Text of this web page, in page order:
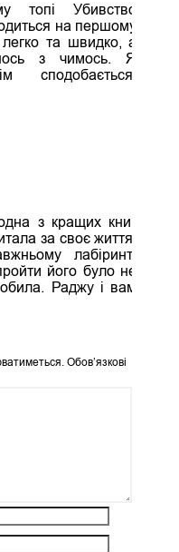
топі Убивство
на першому
та швидко, а
з чимось. Я
з кращих книг
за своє життя.
лабіринті
його було не
Раджу і вам
Обов’язкові